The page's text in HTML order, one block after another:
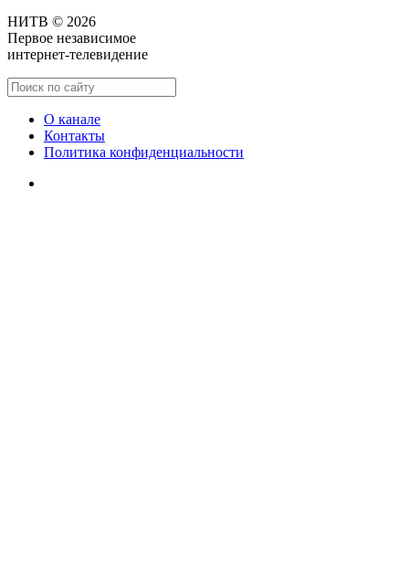
НИТВ © 2026
Первое независимое
интернет-телевидение
О канале
Контакты
Политика конфиденциальности